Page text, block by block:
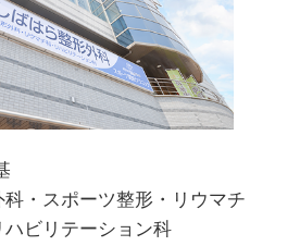
科・スポーツ整形・リウマチ
ハビリテーション科